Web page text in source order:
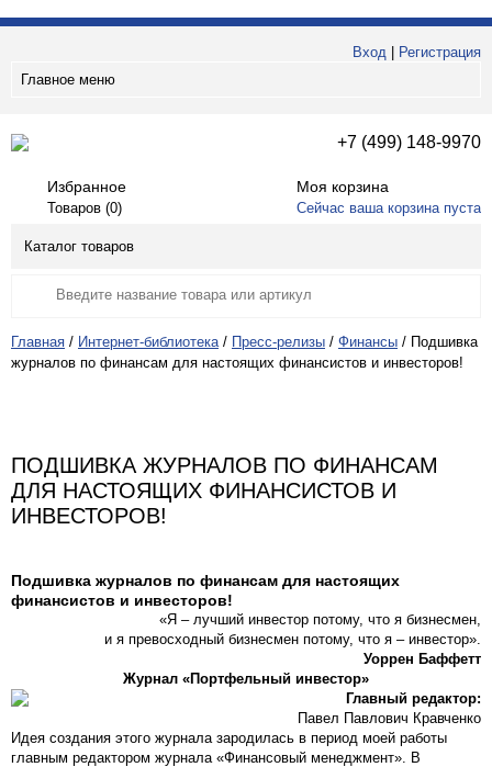
Вход
Регистрация
Главное меню
+7 (499) 148-9970
Избранное
Товаров (0)
Моя корзина
Сейчас ваша корзина пуста
Каталог товаров
Главная / Интернет-библиотека / Пресс-релизы / Финансы / Подшивка
журналов по финансам для настоящих финансистов и инвесторов!
ПОДШИВКА ЖУРНАЛОВ ПО ФИНАНСАМ
ДЛЯ НАСТОЯЩИХ ФИНАНСИСТОВ И
ИНВЕСТОРОВ!
Подшивка журналов по финансам для настоящих
финансистов и инвесторов!
«Я – лучший инвестор потому, что я бизнесмен,
и я превосходный бизнесмен потому, что я – инвестор».
Уоррен Баффетт
Журнал «Портфельный инвестор»
Главный редактор:
Павел Павлович Кравченко
Идея создания этого журнала зародилась в период моей работы
главным редактором журнала «Финансовый менеджмент». В